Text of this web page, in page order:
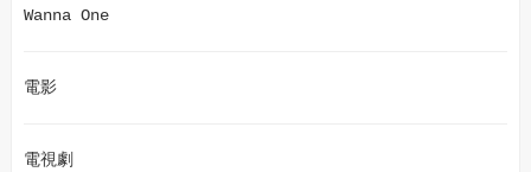
Wanna One
電影
電視劇